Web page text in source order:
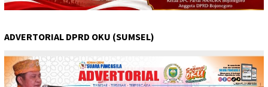
ADVERTORIAL DPRD OKU (SUMSEL)